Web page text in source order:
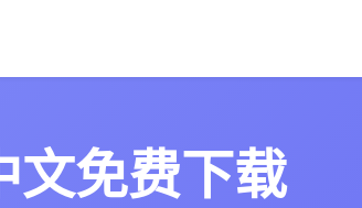
文免费下载